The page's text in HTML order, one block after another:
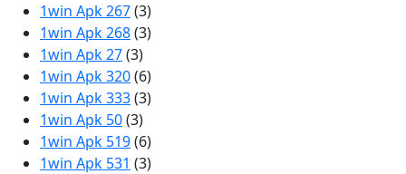
1win Apk 267(3)
1win Apk 268(3)
1win Apk 27(3)
1win Apk 320(6)
1win Apk 333(3)
1win Apk 50(3)
1win Apk 519(6)
1win Apk 531 (3)